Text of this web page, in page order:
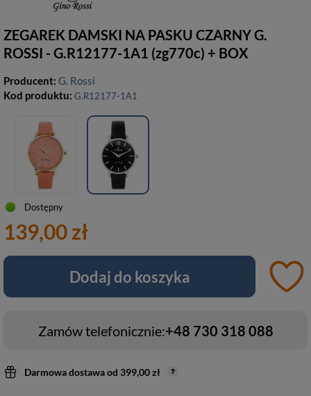
ZEGAREK DAMSKI NA PASKU CZARNY G.
ROSSI - G.R12177-1A1 (zg770c) + BOX
Producent: G. Rossi
Kod produktu: G.R12177-1A1
Dostępny
139,00 zł
Dodaj do koszyka
Zamów telefonicznie:+48 730 318 088
Darmowa dostawaod 399,00 zł